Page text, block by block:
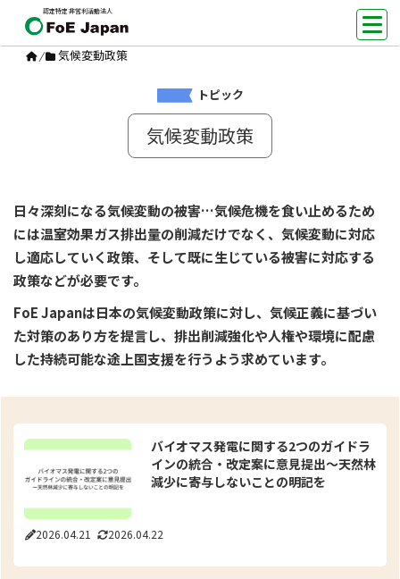
認定特定非営利活動法人
/ 気候変動政策
トピック
気候変動政策
日々深刻になる気候変動の被害…気候危機を食い止めるため
には温室効果ガス排出量の削減だけでなく、気候変動に対応
し適応していく政策、そして既に生じている被害に対応する
政策などが必要です。
FoE Japanは日本の気候変動政策に対し、気候正義に基づい
た対策のあり方を提言し、排出削減強化や人権や環境に配慮
した持続可能な途上国支援を行うよう求めています。
2026.04.21 2026.04.22
バイオマス発電に関する2つのガイドラ
インの統合・改定案に意見提出～天然林
減少に寄与しないことの明記を